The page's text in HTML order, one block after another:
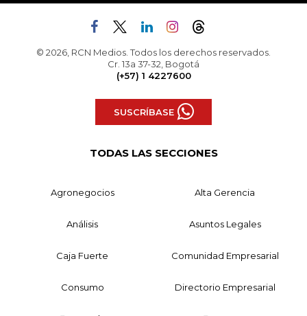
© 2026, RCN Medios. Todos los derechos reservados.
Cr. 13a 37-32, Bogotá
(+57) 1 4227600
SUSCRÍBASE
TODAS LAS SECCIONES
Agronegocios Alta Gerencia
Análisis Asuntos Legales
Caja Fuerte Comunidad Empresarial
Consumo Directorio Empresarial